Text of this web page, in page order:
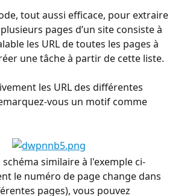
tout aussi efficace, pour extraire
pages d’un site consiste à
les URL de toutes les pages à
une tâche à partir de cette liste.
les URL des différentes
vous un motif comme
schéma similaire à l'exemple ci-
le numéro de page change dans
pages), vous pouvez